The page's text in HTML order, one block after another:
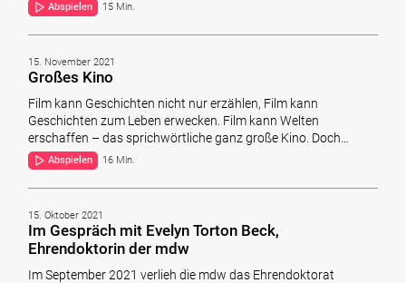
Abspielen 15 Min.
15. November 2021
Großes Kino
Film kann Geschichten nicht nur erzählen, Film kann
Geschichten zum Leben erwecken. Film kann Welten
erschaffen – das sprichwörtliche ganz große Kino. Doch…
Abspielen 16 Min.
15. Oktober 2021
Im Gespräch mit Evelyn Torton Beck,
Ehrendoktorin der mdw
Im September 2021 verlieh die mdw das Ehrendoktorat